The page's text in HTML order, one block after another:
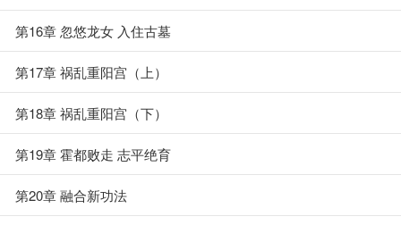
第16章 忽悠龙女 入住古墓
第17章 祸乱重阳宫（上）
第18章 祸乱重阳宫（下）
第19章 霍都败走 志平绝育
第20章 融合新功法